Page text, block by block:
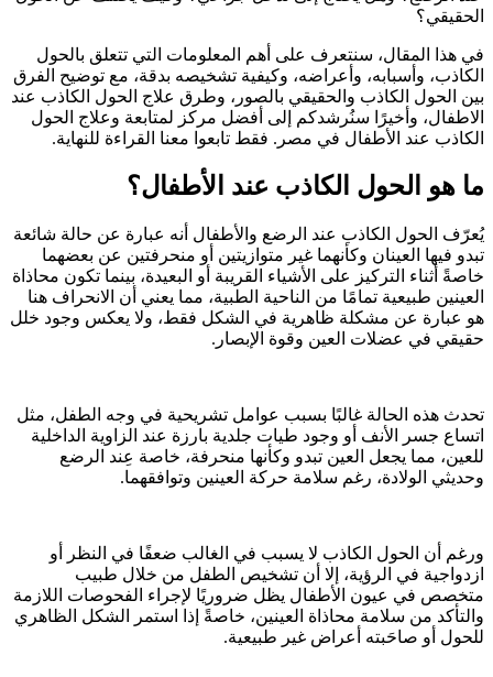
الحقيقي؟
في هذا المقال، سنتعرف على أهم المعلومات التي تتعلق بالحول
الكاذب، وأسبابه، وأعراضه، وكيفية تشخيصه بدقة، مع توضيح الفرق
بين الحول الكاذب والحقيقي بالصور، وطرق علاج الحول الكاذب عند
الاطفال، وأخيرًا سنُرشدكم إلى أفضل مركز لمتابعة وعلاج الحول
الكاذب عند الأطفال في مصر. فقط تابعوا معنا القراءة للنهاية.
ما هو الحول الكاذب عند الأطفال؟
يُعرّف الحول الكاذب عند الرضع والأطفال أنه عبارة عن حالة شائعة
تبدو فيها العينان وكأنهما غير متوازيتين أو منحرفتين عن بعضهما
خاصةً أثناء التركيز على الأشياء القريبة أو البعيدة، بينما تكون محاذاة
العينين طبيعية تمامًا من الناحية الطبية، مما يعني أن الانحراف هنا
هو عبارة عن مشكلة ظاهرية في الشكل فقط، ولا يعكس وجود خلل
حقيقي في عضلات العين وقوة الإبصار.
تحدث هذه الحالة غالبًا بسبب عوامل تشريحية في وجه الطفل، مثل
اتساع جسر الأنف أو وجود طيات جلدية بارزة عند الزاوية الداخلية
للعين، مما يجعل العين تبدو وكأنها منحرفة، خاصة عِند الرضع
وحديثي الولادة، رغم سلامة حركة العينين وتوافقهما.
ورغم أن الحول الكاذب لا يسبب في الغالب ضعفًا في النظر أو
ازدواجية في الرؤية، إلا أن تشخيص الطفل من خلال طبيب
متخصص في عيون الأطفال يظل ضروريًا لإجراء الفحوصات اللازمة
والتأكد من سلامة محاذاة العينين، خاصةً إذا استمر الشكل الظاهري
للحول أو صاحَبته أعراض غير طبيعية.